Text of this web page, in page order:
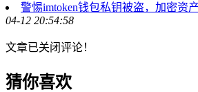
警惕imtoken钱包私钥被盗，加密资
04-12 20:54:58
文章已关闭评论！
猜你喜欢